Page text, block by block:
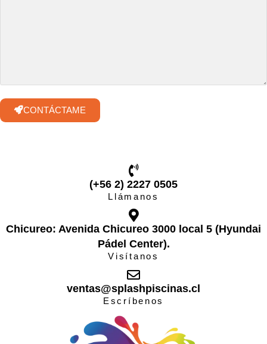
CONTÁCTAME
(+56 2) 2227 0505
Llámanos
Chicureo: Avenida Chicureo 3000 local 5 (Hyundai
Pádel Center).
Visítanos
ventas@splashpiscinas.cl
Escríbenos